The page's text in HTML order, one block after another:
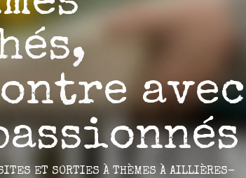
avec
ET SORTIES À THÈMES À AILLIÈRES-